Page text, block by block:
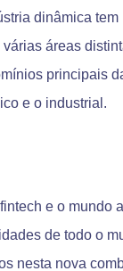
dinâmica tem
áreas
principais
e o industrial.
e o mundo
de todo o
nesta nova